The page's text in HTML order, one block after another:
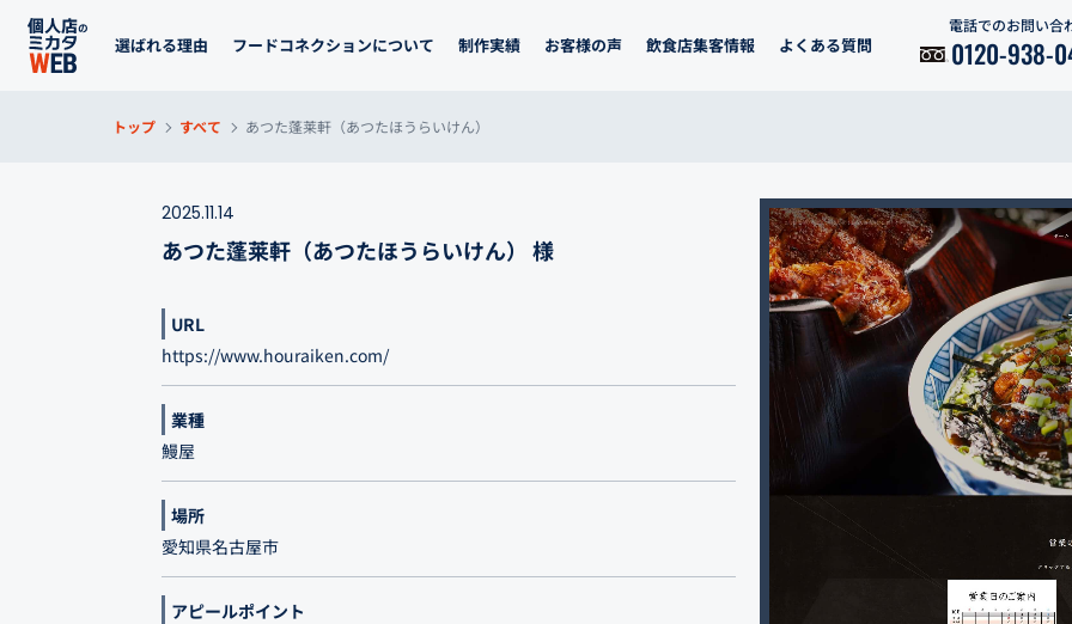
選ばれる理由 フードコネクションについて 制作実績 お客様の声 飲食店集客情報 よくある質問
電話でのお問い合
0120-938-
トップ すべて あつた蓬莱軒（あつたほうらいけん）
2025.11.14
あつた蓬莱軒（あつたほうらいけん） 様
URL
https://www.houraiken.com/
業種
鰻屋
場所
愛知県名古屋市
アピールポイント